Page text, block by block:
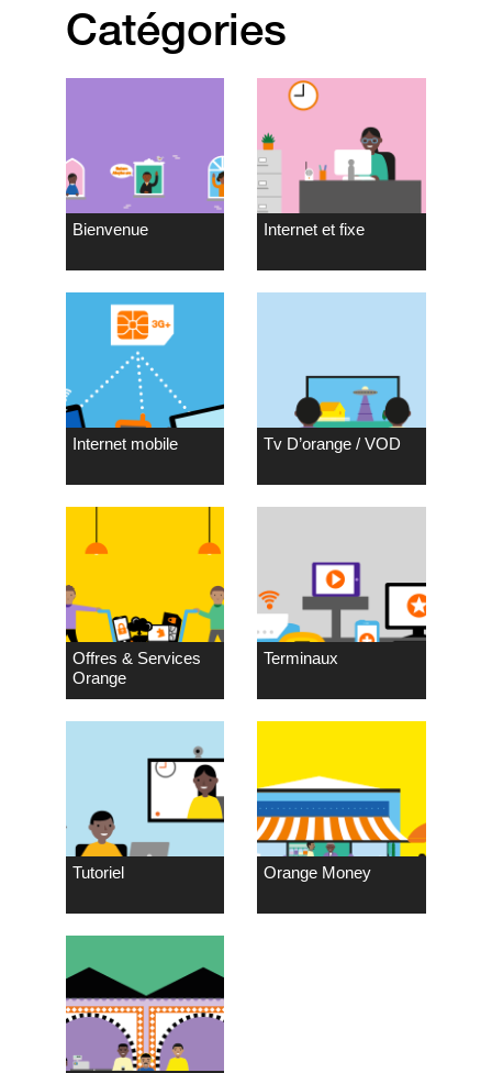
Catégories
Bienvenue Internet et fixe
Internet mobile Tv D’orange / VOD
Offres & Services
Orange
Terminaux
Tutoriel Orange Money